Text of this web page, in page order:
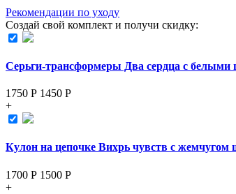
Рекомендации по уходу
Создай свой комплект и получи скидку:
Серьги-трансформеры Два сердца с белыми
1750 Р 1450 Р
+
Кулон на цепочке Вихрь чувств с жемчугом
1700 Р 1500 Р
+